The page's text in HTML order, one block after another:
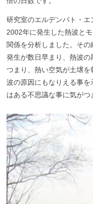
研究室のエルデンバト・
2002年に発生した熱波と
関係を分析しました。そ
発生が数日早まり、熱波の
つまり、熱い空気が土壌
波の原因にもなりえる事を
はある不思議な事に気がつ